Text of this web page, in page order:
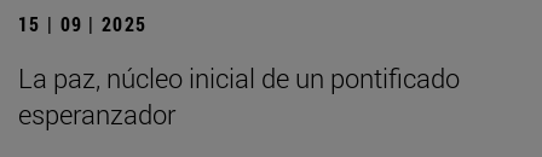
15 | 09 | 2025
La paz, núcleo inicial de un pontificado
esperanzador